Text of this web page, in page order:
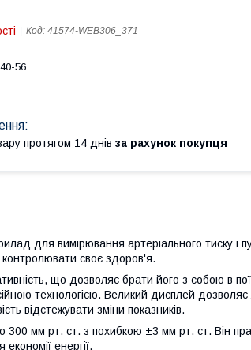
Код: 41574-WEB306_371
56
протягом 14 днів за рахунок покупця
для вимірювання артеріального тиску і
своє здоров'я.
що дозволяє брати його з собою в
технологією. Великий дисплей дозволяє
відстежувати зміни показників.
300 мм рт. ст. з похибкою ±3 мм рт. ст. Він
енергії.